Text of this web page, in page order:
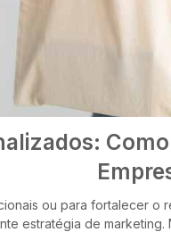
ou para fortalecer o
estratégia de